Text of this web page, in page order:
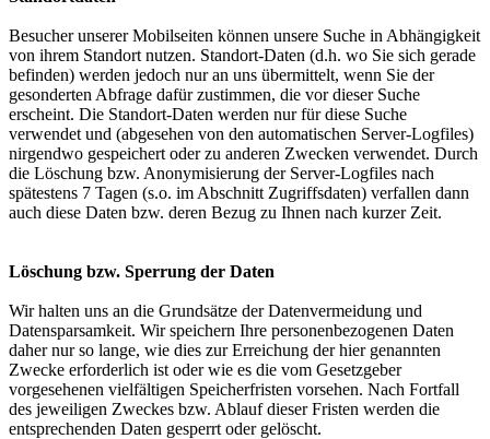
Besucher unserer Mobilseiten können unsere Suche in Abhängigkeit
von ihrem Standort nutzen. Standort-Daten (d.h. wo Sie sich gerade
befinden) werden jedoch nur an uns übermittelt, wenn Sie der
gesonderten Abfrage dafür zustimmen, die vor dieser Suche
erscheint. Die Standort-Daten werden nur für diese Suche
verwendet und (abgesehen von den automatischen Server-Logfiles)
nirgendwo gespeichert oder zu anderen Zwecken verwendet. Durch
die Löschung bzw. Anonymisierung der Server-Logfiles nach
spätestens 7 Tagen (s.o. im Abschnitt Zugriffsdaten) verfallen dann
auch diese Daten bzw. deren Bezug zu Ihnen nach kurzer Zeit.
Löschung bzw. Sperrung der Daten
Wir halten uns an die Grundsätze der Datenvermeidung und
Datensparsamkeit. Wir speichern Ihre personenbezogenen Daten
daher nur so lange, wie dies zur Erreichung der hier genannten
Zwecke erforderlich ist oder wie es die vom Gesetzgeber
vorgesehenen vielfältigen Speicherfristen vorsehen. Nach Fortfall
des jeweiligen Zweckes bzw. Ablauf dieser Fristen werden die
entsprechenden Daten gesperrt oder gelöscht.